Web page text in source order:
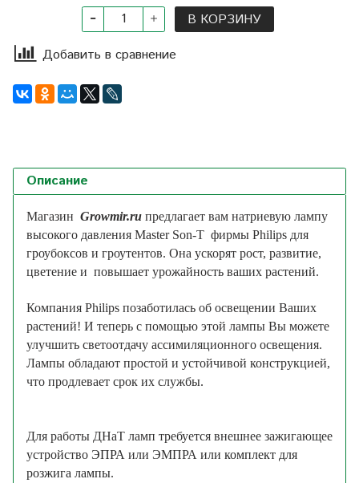
В КОРЗИНУ
Добавить в сравнение
Описание
Магазин Growmir.ru предлагает вам натриевую лампу
высокого давления Master Son-T фирмы Philips для
гроубоксов и гроутентов. Она ускорят рост, развитие,
цветение и повышает урожайность ваших растений.
Компания Philips позаботилась об освещении Ваших
растений! И теперь с помощью этой лампы Вы можете
улучшить светоотдачу ассимиляционного освещения.
Лампы обладают простой и устойчивой конструкцией,
что продлевает срок их службы.
Для работы ДНаТ ламп требуется внешнее зажигающее
устройство ЭПРА или ЭМПРА или комплект для
розжига лампы.